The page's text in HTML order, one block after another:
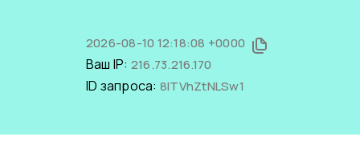
2026-08-10 12:18:08 +0000
Ваш IP: 216.73.216.170
ID запроса: 8ITVhZtNLSw1